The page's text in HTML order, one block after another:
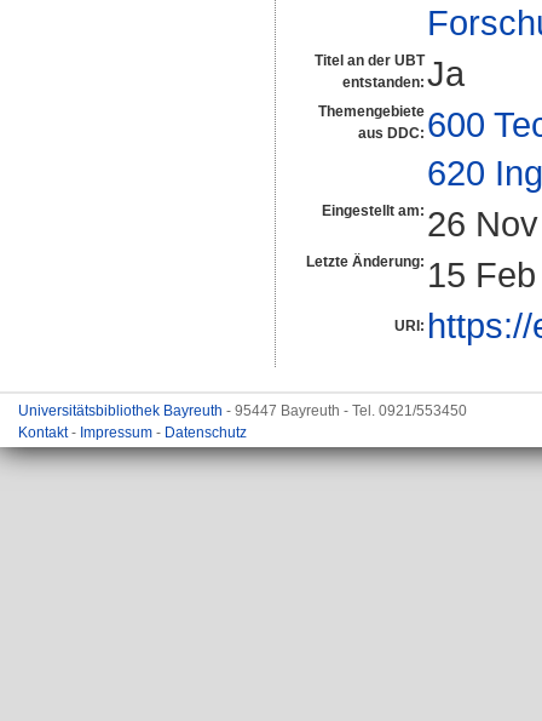
Titel an der UBT
entstanden: Ja
Themengebiete
aus DDC: 600
620
Eingestellt am: 26
Letzte Änderung: 15
URI:
Universitätsbibliothek Bayreuth - 95447 Bayreuth - Tel. 0921/553450
Kontakt- Impressum - Datenschutz